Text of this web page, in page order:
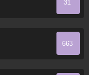
31
663